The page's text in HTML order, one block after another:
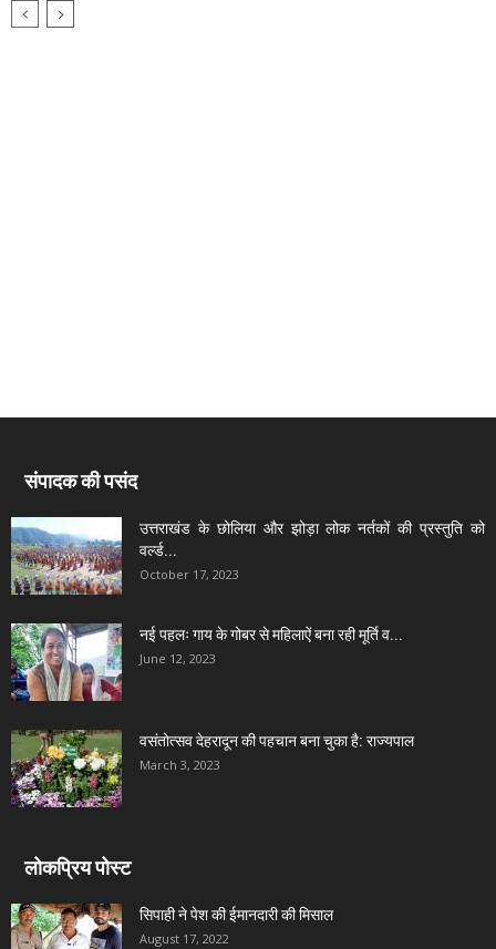
संपादक की पसंद
उत्तराखंड के छोलिया और झोड़ा लोक नर्तकों की प्रस्तुति को
वर्ल्ड...
October 17, 2023
नई पहलः गाय के गोबर से महिलाऐं बना रही मूर्ति व...
June 12, 2023
वसंतोत्सव देहरादून की पहचान बना चुका है: राज्यपाल
March 3, 2023
लोकप्रिय पोस्ट
सिपाही ने पेश की ईमानदारी की मिसाल
August 17, 2022